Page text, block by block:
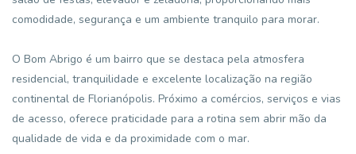
comodidade, segurança e um ambiente tranquilo para morar.
O Bom Abrigo é um bairro que se destaca pela atmosfera
residencial, tranquilidade e excelente localização na região
continental de Florianópolis. Próximo a comércios, serviços e vias
de acesso, oferece praticidade para a rotina sem abrir mão da
qualidade de vida e da proximidade com o mar.